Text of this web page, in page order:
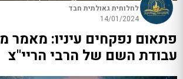
לחלוחית גאולתית חבד
14/01/2024
פתאום נפקחים עיניו: מאמר
עבודת השם של הרבי הריי"צ